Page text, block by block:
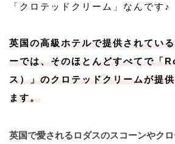
「クロテッドクリーム」なんです♪
英国の高級ホテルで提供されてい
ーでは、そのほとんどすべてで「
ス）」のクロテッドクリームが提
ます。
英国で愛されるロダスのスコーンやク